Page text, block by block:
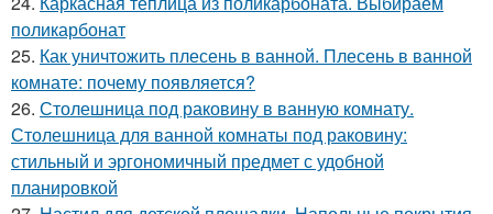
поликарбонат
25. Как уничтожить плесень в ванной. Плесень в ванной
комнате: почему появляется?
26. Столешница под раковину в ванную комнату.
Столешница для ванной комнаты под раковину:
стильный и эргономичный предмет с удобной
планировкой